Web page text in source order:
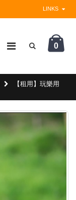
LINKS
0
【租用】玩樂用